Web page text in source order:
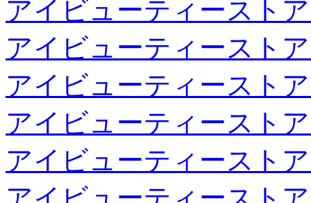
アイビューティースト
アイビューティースト
アイビューティースト
アイビューティースト
アイビューティースト